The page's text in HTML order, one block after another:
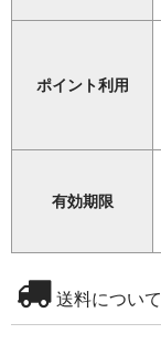
ポイント利用
有効期限
送料について